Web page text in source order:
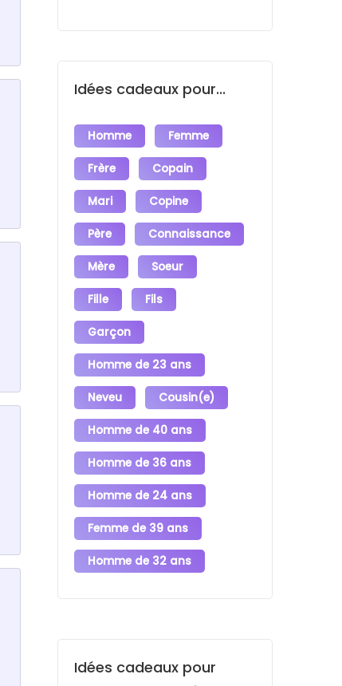
Idées cadeaux pour...
Homme Femme
Frère Copain
Mari Copine
Père Connaissance
Mère Soeur
Fille Fils
Garçon
Homme de 23 ans
Neveu Cousin(e)
Homme de 40 ans
Homme de 36 ans
Homme de 24 ans
Femme de 39 ans
Homme de 32 ans
Idées cadeaux pour